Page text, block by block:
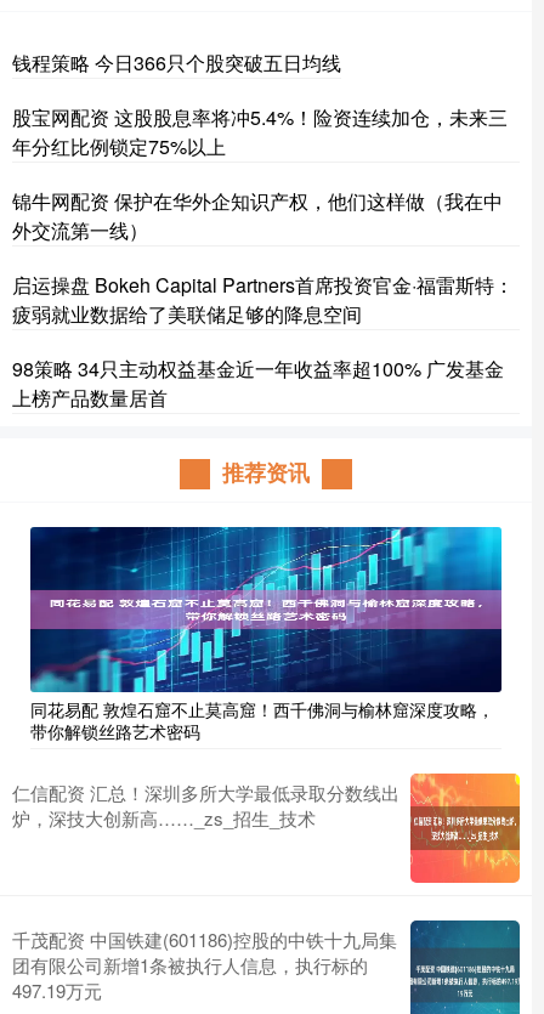
钱程策略 今日366只个股突破五日均线
股宝网配资 这股股息率将冲5.4%！险资连续加仓，未来三
年分红比例锁定75%以上
锦牛网配资 保护在华外企知识产权，他们这样做（我在中
外交流第一线）
启运操盘 Bokeh Capital Partners首席投资官金·福雷斯特：
疲弱就业数据给了美联储足够的降息空间
98策略 34只主动权益基金近一年收益率超100% 广发基金
上榜产品数量居首
推荐资讯
同花易配 敦煌石窟不止莫高窟！西千佛洞与榆林窟深度攻略，
带你解锁丝路艺术密码
仁信配资 汇总！深圳多所大学最低录取分数线出
炉，深技大创新高……_zs_招生_技术
千茂配资 中国铁建(601186)控股的中铁十九局集
团有限公司新增1条被执行人信息，执行标的
497.19万元